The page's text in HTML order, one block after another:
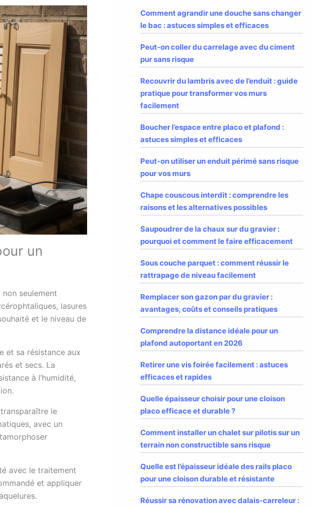
un
seulement
lasures
et le niveau de
et sa résistance aux
et secs. La
à l’humidité,
le
avec un
avec le traitement
et appliquer
Comment agrandir une douche sans changer
le bac : astuces simples et efficaces
Peut-on coller du carrelage avec du ciment
pur sans risque
Recouvrir du lambris avec de l’enduit : guide
pratique pour transformer vos murs
facilement
Boucher l’espace entre placo et plafond :
astuces simples et efficaces
Peut-on utiliser un enduit périmé sans risque
pour vos murs
Chape couscous interdit : comprendre les
raisons et les alternatives possibles
Saupoudrer de la chaux sur du gravier :
pourquoi et comment le faire efficacement
Sous couche parquet : comment réussir le
rattrapage de niveau facilement
Remplacer son gazon par du gravier :
avantages, coûts et conseils pratiques
Comprendre la distance idéale pour un
plafond autoportant en 2026
Retirer une vis foirée facilement : astuces
efficaces et rapides
Quelle épaisseur choisir pour une cloison
placo efficace et durable ?
Comment installer un chalet sur pilotis sur un
terrain non constructible sans risque
Quelle est l’épaisseur idéale des rails placo
pour une cloison durable et résistante
Réussir sa rénovation avec dalais-carreleur :